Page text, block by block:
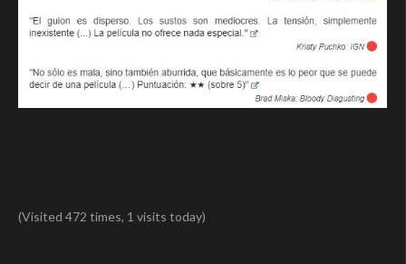
(Visited 472 times, 1 visits today)